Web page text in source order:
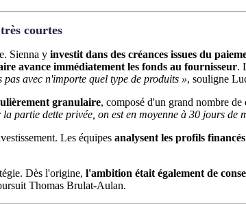
courtes
Sienna y investit dans des créances issues du
avance immédiatement les fonds au fournisseur.
avec n'importe quel type de produits », souligne
granulaire, composé d'un grand nombre de
la partie dette privée, on est en moyenne à 30 jours de
Les équipes analysent les profils financés
Dès l'origine, l'ambition était également de
Thomas Brulat-Aulan.